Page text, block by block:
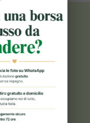
che non
valutazione